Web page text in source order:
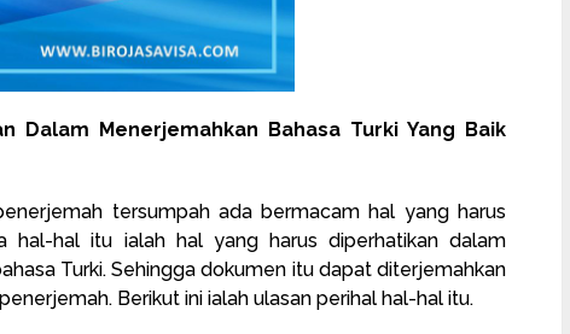
Dalam Menerjemahkan Bahasa Turki Yang Baik
tersumpah ada bermacam hal yang harus
hal-hal itu ialah hal yang harus diperhatikan dalam
Turki. Sehingga dokumen itu dapat diterjemahkan
Berikut ini ialah ulasan perihal hal-hal itu.